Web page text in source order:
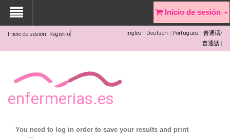
Inicio de sesión Registro Inglés Deutsch Português
普通话/
普通話
enfermerias.es
Inicio de sesión
You need to log in order to save your results and print